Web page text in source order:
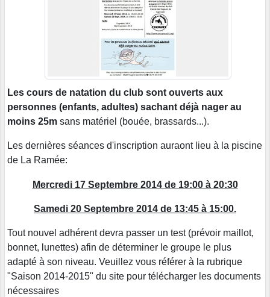
Les cours de natation du club sont ouverts aux
personnes (enfants, adultes) sachant déjà nager au
moins 25m sans matériel (bouée, brassards...).
Les dernières séances d'inscription auraont lieu à la piscine
de La Ramée:
Mercredi 17 Septembre 2014 de 19:00 à 20:30
Samedi 20 Septembre 2014 de 13:45 à 15:00.
Tout nouvel adhérent devra passer un test (prévoir maillot,
bonnet, lunettes) afin de déterminer le groupe le plus
adapté à son niveau. Veuillez vous référer à la rubrique
"Saison 2014-2015" du site pour télécharger les documents
nécessaires